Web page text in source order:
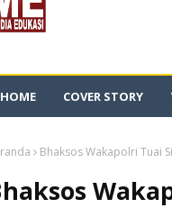
HOME COVER STORY
Bhaksos Wakapolri Tuai